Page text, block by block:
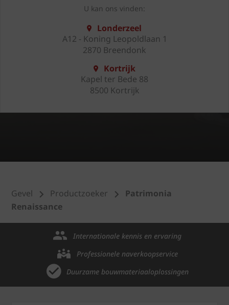
U kan ons vinden:
Londerzeel
A12 - Koning Leopoldlaan 1
2870 Breendonk
Kortrijk
Kapel ter Bede 88
8500 Kortrijk
Gevel Productzoeker
Patrimonia
Renaissance
Internationale kennis en ervaring
Professionele naverkoopservice
Duurzame bouwmateriaaloplossingen